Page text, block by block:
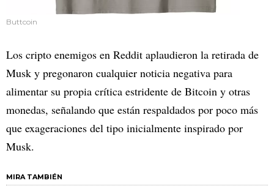
Buttcoin
Los cripto enemigos en Reddit aplaudieron la retirada de
Musk y pregonaron cualquier noticia negativa para
alimentar su propia crítica estridente de Bitcoin y otras
monedas, señalando que están respaldados por poco más
que exageraciones del tipo inicialmente inspirado por
Musk.
MIRA TAMBIÉN